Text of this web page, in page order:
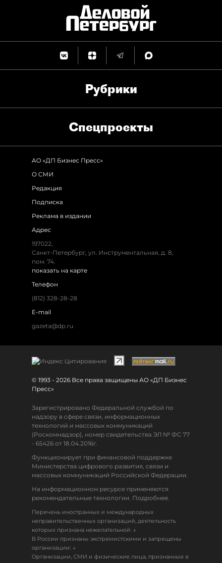
Рубрики
Спец­проекты
АО «ДП Бизнес Пресс»
О СМИ
Редакция
Подписка
Реклама в издании
Адрес
197022,
Санкт-Петербург, ул. Инструментальная, д. 8,
пом. 74.
показать на карте
Телефон
(812) 328-28-28
E-mail
gazeta@dp.ru
© 1993 - 2026 Все права защищены АО «ДП Бизнес
Пресс»
Зарегистрировано Федеральной службой по
надзору в сфере связи, информационных
технологий и массовых коммуникаций
(Роскомнадзор), номер свидетельства ЭЛ № ФС 77
- 65426 от 18.04.2016г.
Функционирует при финансовой поддержке
Министерства цифрового развития, связи и
массовых коммуникаций Российской Федерации.
На информационном ресурсе применяются
рекомендательные технологии. Подробнее.
Перечень иностранных и международных
неправительственных организаций, деятельность
которых признана нежелательной: ↓
В России признаны экстремистскими и запрещены
организации: ↓
Организации, СМИ и физические лица, признанные в